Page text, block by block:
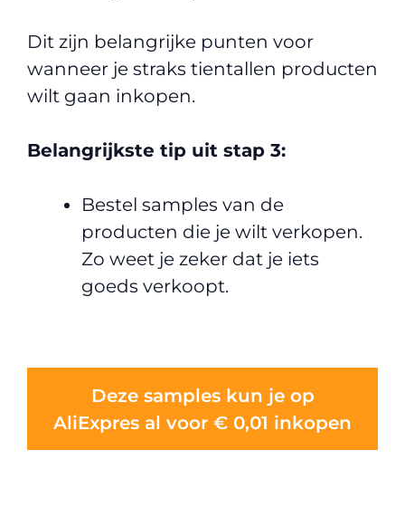
Dit zijn belangrijke punten voor
wanneer je straks tientallen producten
wilt gaan inkopen.
Belangrijkste tip uit stap 3:
Bestel samples van de
producten die je wilt verkopen.
Zo weet je zeker dat je iets
goeds verkoopt.
Deze samples kun je op
AliExpres al voor € 0,01 inkopen